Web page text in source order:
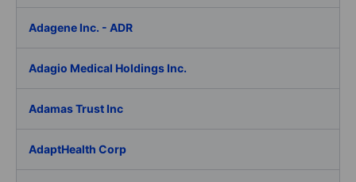
Adagene Inc. - ADR
Adagio Medical Holdings Inc.
Adamas Trust Inc
AdaptHealth Corp